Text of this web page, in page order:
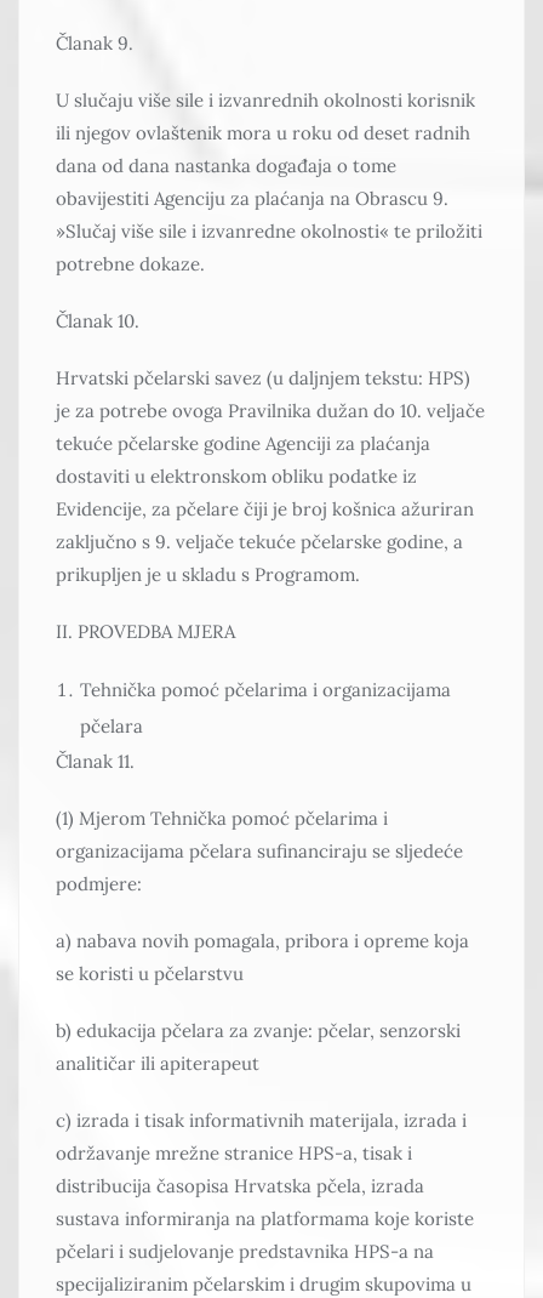
Članak 9.
U slučaju više sile i izvanrednih okolnosti korisnik
ili njegov ovlaštenik mora u roku od deset radnih
dana od dana nastanka događaja o tome
obavijestiti Agenciju za plaćanja na Obrascu 9.
»Slučaj više sile i izvanredne okolnosti« te priložiti
potrebne dokaze.
Članak 10.
Hrvatski pčelarski savez (u daljnjem tekstu: HPS)
je za potrebe ovoga Pravilnika dužan do 10. veljače
tekuće pčelarske godine Agenciji za plaćanja
dostaviti u elektronskom obliku podatke iz
Evidencije, za pčelare čiji je broj košnica ažuriran
zaključno s 9. veljače tekuće pčelarske godine, a
prikupljen je u skladu s Programom.
II. PROVEDBA MJERA
Tehnička pomoć pčelarima i organizacijama
pčelara
Članak 11.
(1) Mjerom Tehnička pomoć pčelarima i
organizacijama pčelara sufinanciraju se sljedeće
podmjere:
a) nabava novih pomagala, pribora i opreme koja
se koristi u pčelarstvu
b) edukacija pčelara za zvanje: pčelar, senzorski
analitičar ili apiterapeut
c) izrada i tisak informativnih materijala, izrada i
održavanje mrežne stranice HPS-a, tisak i
distribucija časopisa Hrvatska pčela, izrada
sustava informiranja na platformama koje koriste
pčelari i sudjelovanje predstavnika HPS-a na
specijaliziranim pčelarskim i drugim skupovima u